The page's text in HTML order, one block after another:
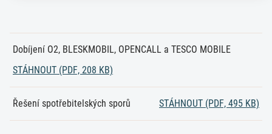
Dobíjení O2, BLESKMOBIL, OPENCALL a TESCO MOBILE
STÁHNOUT (PDF, 208 KB)
Řešení spotřebitelských sporů STÁHNOUT (PDF, 495 KB)